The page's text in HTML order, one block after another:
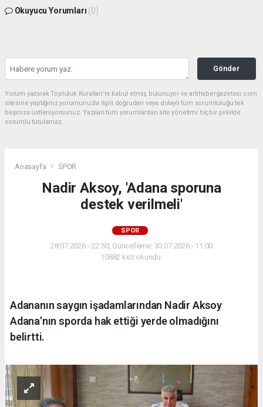
Okuyucu Yorumları (0)
Gönder
Yorum yazarak Topluluk Kuralları’nı kabul etmiş bulunuyor ve artihabergazetesi.com
sitesine yaptığınız yorumunuzla ilgili doğrudan veya dolaylı tüm sorumluluğu tek
başınıza üstleniyorsunuz. Yazılan tüm yorumlardan site yönetimi hiçbir şekilde
sorumlu tutulamaz.
Anasayfa SPOR
Nadir Aksoy, 'Adana sporuna
destek verilmeli'
SPOR
28.07.2026 - 22:50, Güncelleme: 30.07.2026 - 11:00
10882 kez okundu.
Adananın saygın işadamlarından Nadir Aksoy
Adana’nın sporda hak ettiği yerde olmadığını
belirtti.